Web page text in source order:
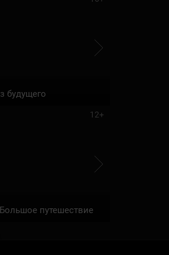
будущего
12+
путешествие